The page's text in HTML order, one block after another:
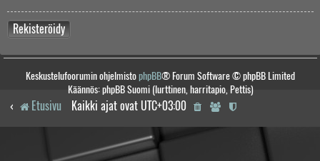
Rekisteröidy
Keskustelufoorumin ohjelmistophpBB® Forum Software © phpBB Limited
Käännös: phpBB Suomi (lurttinen, harritapio, Pettis)
Etusivu Kaikki ajat ovat UTC+03:00